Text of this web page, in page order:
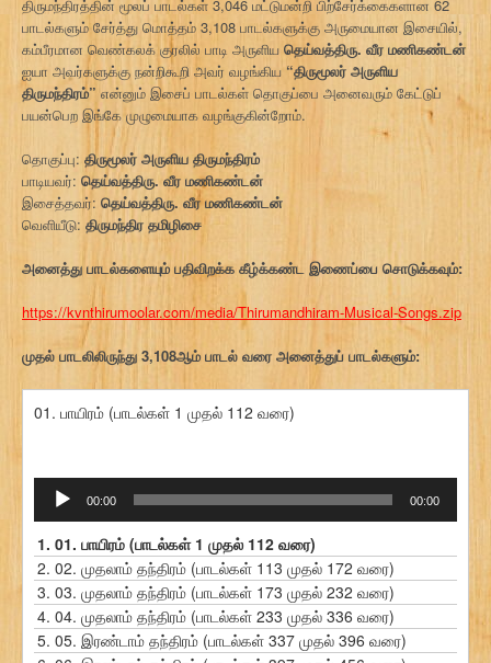
திருமந்திரத்தின் மூலப் பாடல்கள் 3,046 மட்டுமன்றி பிற்சேர்க்கைகளான 62
பாடல்களும் சேர்த்து மொத்தம் 3,108 பாடல்களுக்கு அருமையான இசையில்,
கம்பீரமான வெண்கலக் குரலில் பாடி அருளிய தெய்வத்திரு. வீர மணிகண்டன்
ஐயா அவர்களுக்கு நன்றிகூறி அவர் வழங்கிய “திருமூலர் அருளிய
திருமந்திரம்” என்னும் இசைப் பாடல்கள் தொகுப்பை அனைவரும் கேட்டுப்
பயன்பெற இங்கே முழுமையாக வழங்குகின்றோம்.
தொகுப்பு: திருமூலர் அருளிய திருமந்திரம்
பாடியவர்: தெய்வத்திரு. வீர மணிகண்டன்
இசைத்தவர்: தெய்வத்திரு. வீர மணிகண்டன்
வெளியீடு: திருமந்திர தமிழிசை
அனைத்து பாடல்களையும் பதிவிறக்க கீழ்க்கண்ட இணைப்பை சொடுக்கவும்:
https://kvnthirumoolar.com/media/Thirumandhiram-Musical-Songs.zip
முதல் பாடலிலிருந்து 3,108ஆம் பாடல் வரை அனைத்துப் பாடல்களும்:
01. பாயிரம் (பாடல்கள் 1 முதல் 112 வரை)
ஒலி
கருவி
00:00 00:00
1. 01. பாயிரம் (பாடல்கள் 1 முதல் 112 வரை)
2. 02. முதலாம் தந்திரம் (பாடல்கள் 113 முதல் 172 வரை)
3. 03. முதலாம் தந்திரம் (பாடல்கள் 173 முதல் 232 வரை)
4. 04. முதலாம் தந்திரம் (பாடல்கள் 233 முதல் 336 வரை)
5. 05. இரண்டாம் தந்திரம் (பாடல்கள் 337 முதல் 396 வரை)